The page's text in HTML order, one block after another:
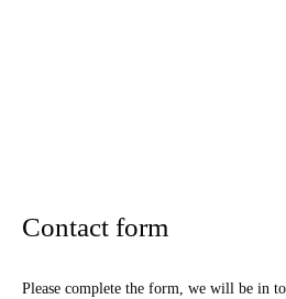
Contact form
Please complete the form, we will be in